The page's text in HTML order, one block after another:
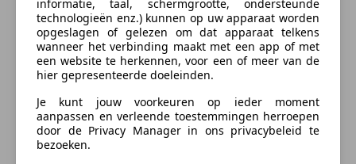
Electronic Stability Program
Emergency Brake Assist
Hoofd airbag
LED dagrijverlichting
LED verlichting
Mistlampen
Startonderbreker
Stuurbekrachtiging
krijgen hebben we binnen 10 weken een permanente
EU registratie van het voertuig nodig. In sommige
gevallen is het mogelijk de borgsom te voorkomen.
Vraag voor de mogelijkheden aan de verkoper. Voor
een geldige APK kunnen we bij ons op kantoor
binnen 10 minuten een transito kenteken voor u
maken: - 14 dagen geldig voor € 150,-- - boven 3.500
Verzekering
Autoverzekering van de
INDEPENDER
Bereken je premie
informatie, taal, schermgrootte, ondersteunde
technologieën enz.) kunnen op uw apparaat worden
opgeslagen of gelezen om dat apparaat telkens
wanneer het verbinding maakt met een app of met
een website te herkennen, voor een of meer van de
hier gepresenteerde doeleinden.
Je kunt jouw voorkeuren op ieder moment
aanpassen en verleende toestemmingen herroepen
door de Privacy Manager in ons privacybeleid te
bezoeken.